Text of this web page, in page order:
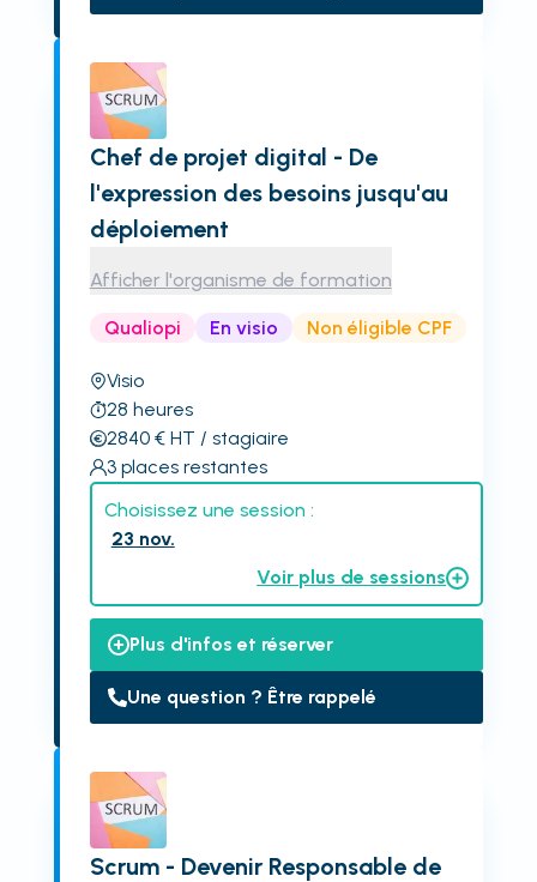
Chef de projet digital - De
l'expression des besoins jusqu'au
déploiement
Afficher l'organisme de formation
Qualiopi En visio Non éligible CPF
Visio
28 heures
2840€ HT / stagiaire
3 places restantes
Choisissez une session :
23 nov.
Voir plus de sessions
Plus d'infos et réserver
Une question ? Être rappelé
Scrum - Devenir Responsable de